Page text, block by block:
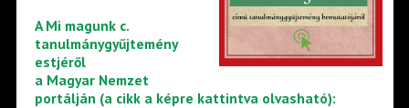
A Mi magunk c.
tanulmánygyűjtemény
estjéről
a Magyar Nemzet
portálján (a cikk a képre kattintva olvasható):